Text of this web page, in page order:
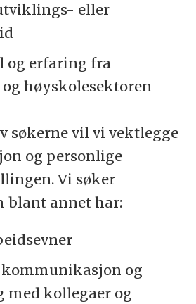
eller
og erfaring fra
høyskolesektoren
søkerne vil vi vektlegge
og personlige
Vi søker
blant annet har:
og
med kollegaer og